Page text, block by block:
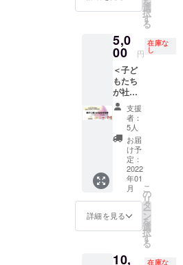
zoom
めて、
仕事に
を注ぐ
ことが
できる
ように
なりま
す。子
育ても
仕事も
心穏や
かに両
立でき
るよ
う、従
業員の
方から
のご相
談をオ
でお聞
市）で
採れた
培のお
野菜
セット
を4回お
届けし
ます
（お届
け予定
時期
夏・
秋）。
詳細は
本文中
のリ
ターン
紹介の
項目を
+サンク
選
択
す
る
5,0
00 円
在庫な
し
＜子ど
もたち
が社会
で安心
して生
きてい
くため
のQ&A
＞冊子
（https:
//wm-
salon.c
om/wp/
wp-
content
/upload
02/1d18
支援
者：
5人
お届
け予
定：
2022
年01
月
詳細を見る
こ
の
リ
タ
ー
ン
を
選
択
す
る
10, 在庫な